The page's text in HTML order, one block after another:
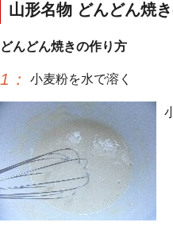
山形名物 どんどん焼
どんどん焼きの作り方
1 ： 小麦粉を水で溶く